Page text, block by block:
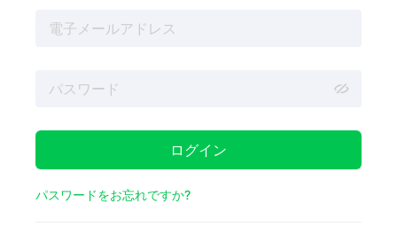
パート3.最も人気のある3Dプリントポケモンフィギュ
パート4.最高のポケモン3Dモデルウェブサイト -
パート1.ポケモンを3Dプリントできます
ログイン
パスワードをお忘れですか?